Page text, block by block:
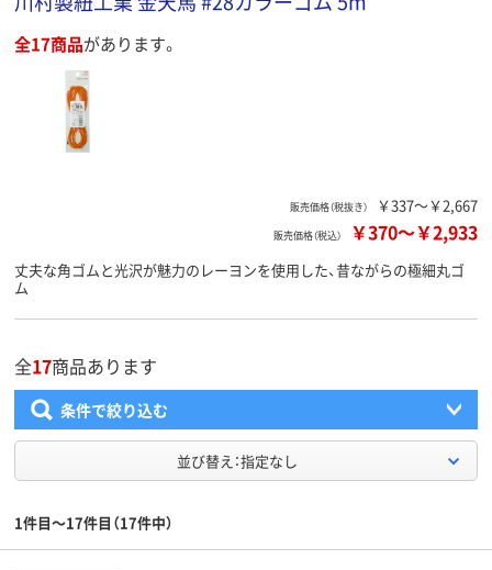
全17商品があります。
販売価格（税抜き） ￥337～￥2,667
販売価格（税込） ￥370～￥2,933
丈夫な角ゴムと光沢が魅力のレーヨンを使用した、昔ながらの極細丸ゴ
ム
全17商品あります
条件で絞り込む
並び替え：指定なし
1件目～17件目（17件中）